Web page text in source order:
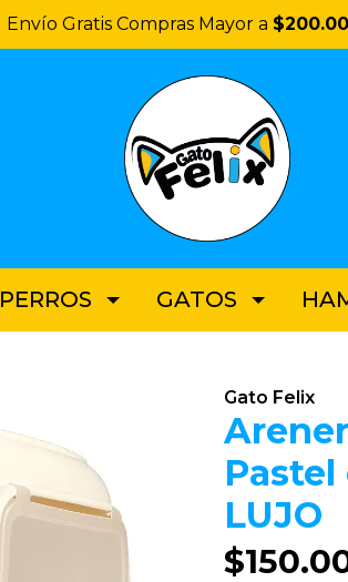
Envío Gratis Compras Mayor a
PERROS GATOS
Gato Felix
LUJO